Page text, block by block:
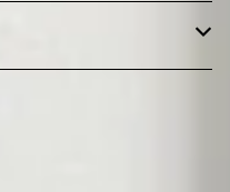
マル向け）